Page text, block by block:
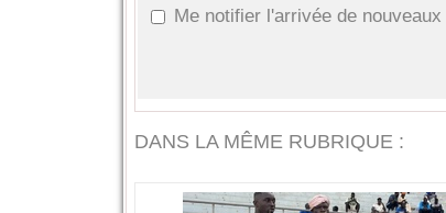
Me notifier l'arrivée de
DANS LA MÊME RUBRIQUE :